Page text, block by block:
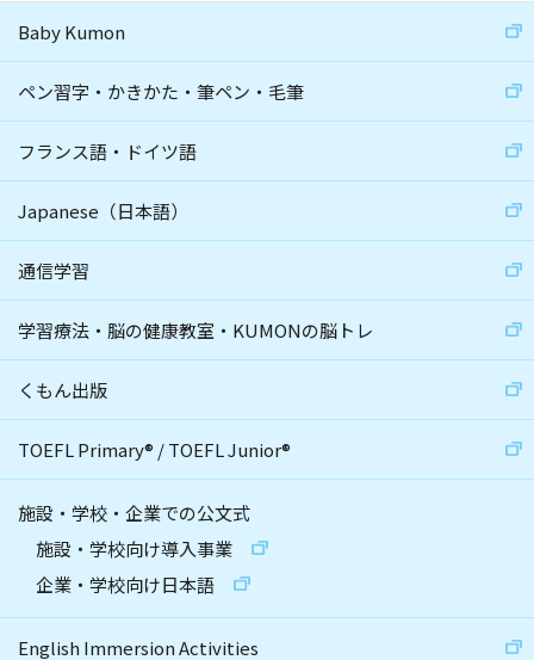
Baby Kumon
ペン習字・かきかた・筆ペン・毛筆
フランス語・ドイツ語
Japanese（日本語）
通信学習
学習療法・脳の健康教室・KUMONの脳トレ
くもん出版
TOEFL Primary® /TOEFL Junior®
施設・学校・企業での公文式
施設・学校向け導入事業
企業・学校向け日本語
English Immersion Activities